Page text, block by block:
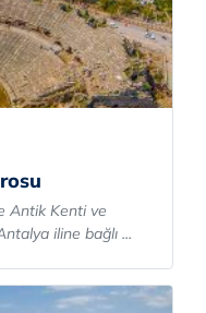
Antik Kenti ve
iline bağlı ...